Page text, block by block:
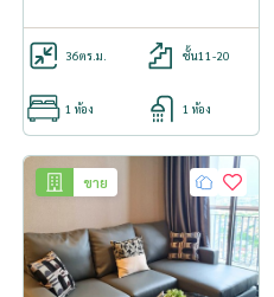
36ตร.ม. ชั้น11-20
1 ห้อง 1 ห้อง
ขาย